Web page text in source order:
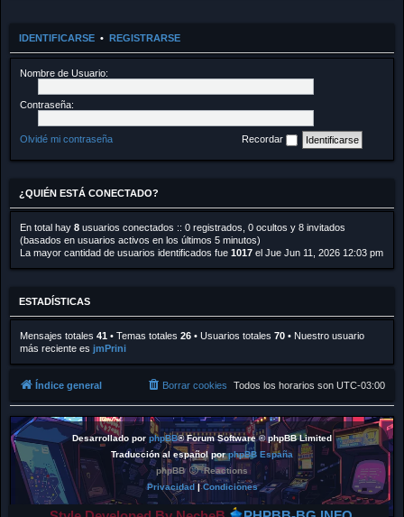
IDENTIFICARSE • REGISTRARSE
Nombre de Usuario:
Contraseña:
Olvidé mi contraseña Recordar
¿QUIÉN ESTÁ CONECTADO?
En total hay 8 usuarios conectados :: 0 registrados, 0 ocultos y 8 invitados
(basados en usuarios activos en los últimos 5 minutos)
La mayor cantidad de usuarios identificados fue 1017 el Jue Jun 11, 2026 12:03 pm
ESTADÍSTICAS
Mensajes totales 41 • Temas totales 26 • Usuarios totales 70 • Nuestro usuario
más reciente es jmPrini
Índice general Todos los horarios son UTC-03:00
Borrar cookies
Desarrollado porphpBB® Forum Software © phpBB Limited
Traducción al español porphpBB España
phpBB
Reactions
Privacidad|Condiciones